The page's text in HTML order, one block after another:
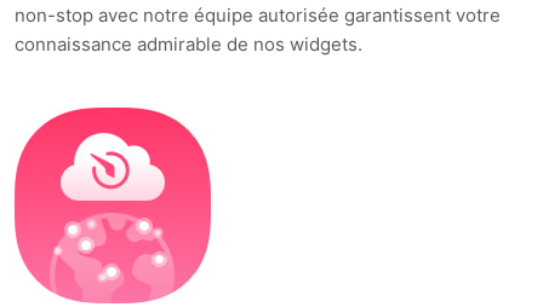
non-stop avec notre équipe autorisée garantissent votre
connaissance admirable de nos widgets.